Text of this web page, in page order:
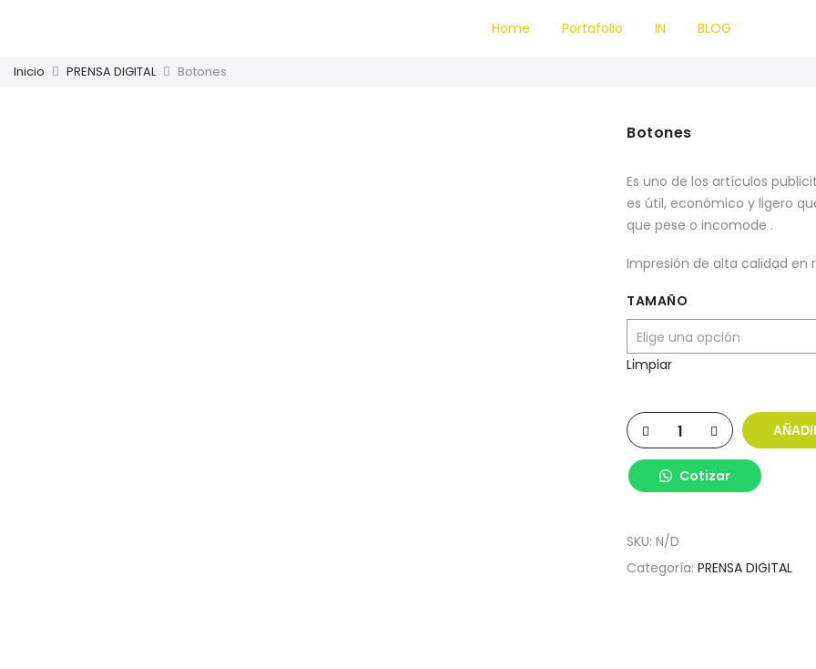
Home Portafolio IN BLOG
Inicio PRENSA DIGITAL Botones
Botones
Es uno de los artículos
es útil, económico y ligero
que pese o incomode .
Impresión de alta calidad en
TAMAÑO
Limpiar
Cotizar
SKU: N/D
Categoría: PRENSA DIGITAL